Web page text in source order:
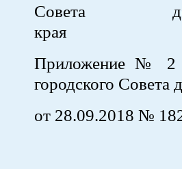
Совета
края
Приложение № 2
городского Совета
от 28.09.2018 №